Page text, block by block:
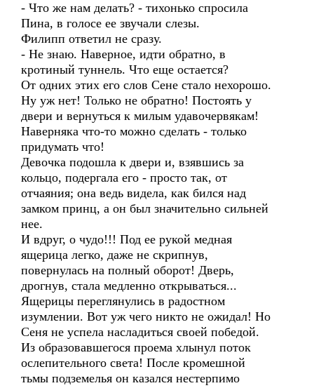
- Что же нам делать? - тихонько спросила
Пина, в голосе ее звучали слезы.
Филипп ответил не сразу.
- Не знаю. Наверное, идти обратно, в
кротиный туннель. Что еще остается?
От одних этих его слов Сене стало нехорошо.
Ну уж нет! Только не обратно! Постоять у
двери и вернуться к милым удавочервякам!
Наверняка что-то можно сделать - только
придумать что!
Девочка подошла к двери и, взявшись за
кольцо, подергала его - просто так, от
отчаяния; она ведь видела, как бился над
замком принц, а он был значительно сильней
нее.
И вдруг, о чудо!!! Под ее рукой медная
ящерица легко, даже не скрипнув,
повернулась на полный оборот! Дверь,
дрогнув, стала медленно открываться...
Ящерицы переглянулись в радостном
изумлении. Вот уж чего никто не ожидал! Но
Сеня не успела насладиться своей победой.
Из образовавшегося проема хлынул поток
ослепительного света! После кромешной
тьмы подземелья он казался нестерпимо